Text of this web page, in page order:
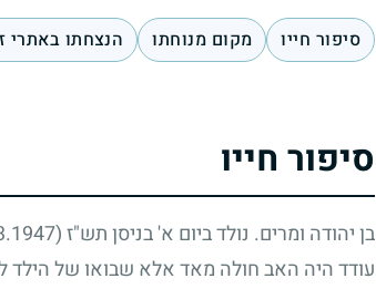
סיפור חייו מקום מנוחתו הנצחתו באתרי
סיפור חייו
בן יהודה ומרים. נולד ביום א' בניסן תש"ז(22.3.1947)
עודד היה האב חולה מאד אלא שבואו של הילד